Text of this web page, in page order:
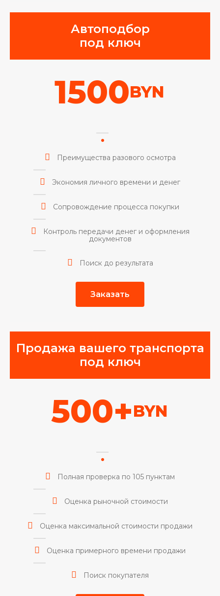
Автоподбор
под ключ
1500BYN
Преимущества разового осмотра
Экономия личного времени и денег
Сопровождение процесса покупки
Контроль передачи денег и оформления
документов
Поиск до результата
Заказать
Продажа вашего транспорта
под ключ
500+BYN
Полная проверка по 105 пунктам
Оценка рыночной стоимости
Оценка максимальной стоимости продажи
Оценка примерного времени продажи
Поиск покупателя